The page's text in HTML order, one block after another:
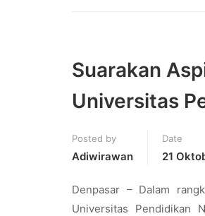
Suarakan
Universitas
Posted by
Adiwirawan
Date
21
Denpasar – Dalam
Universitas Pendidikan